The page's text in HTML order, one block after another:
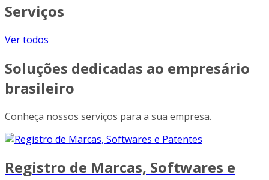
Serviços
Ver todos
Soluções dedicadas ao empresário
brasileiro
Conheça nossos serviços para a sua empresa.
Registro de Marcas, Softwares e